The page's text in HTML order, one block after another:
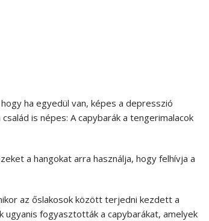
ha egyedül van, képes a depresszió
is népes: A capybarák a tengerimalacok
a hangokat arra használja, hogy felhívja a
az őslakosok között terjedni kezdett a
ugyanis fogyasztották a capybarákat, amelyek